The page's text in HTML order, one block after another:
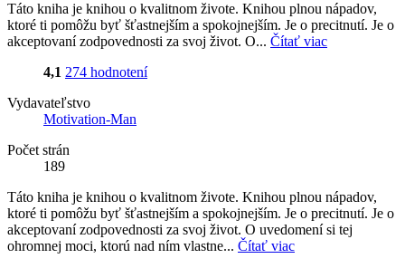
Táto kniha je knihou o kvalitnom živote. Knihou plnou nápadov,
ktoré ti pomôžu byť šťastnejším a spokojnejším. Je o precitnutí. Je o
akceptovaní zodpovednosti za svoj život. O... Čítať viac
4,1 274 hodnotení
Vydavateľstvo
Motivation-Man
Počet strán
189
Táto kniha je knihou o kvalitnom živote. Knihou plnou nápadov,
ktoré ti pomôžu byť šťastnejším a spokojnejším. Je o precitnutí. Je o
akceptovaní zodpovednosti za svoj život. O uvedomení si tej
ohromnej moci, ktorú nad ním vlastne... Čítať viac